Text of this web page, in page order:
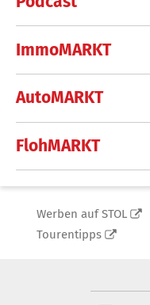
ImmoMARKT
AutoMARKT
FlohMARKT
Werben auf STOL
Tourentipps